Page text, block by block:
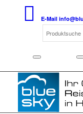
E-Mail